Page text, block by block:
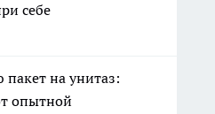
себе
пакет на унитаз:
опытной